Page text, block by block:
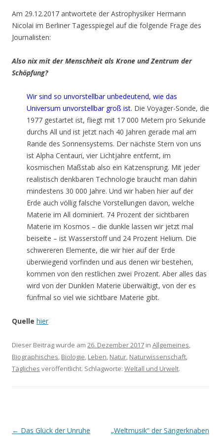
Am 29.12.2017 antwortete der Astrophysiker Hermann
Nicolai im Berliner Tagesspiegel auf die folgende Frage des
Journalisten:
Also nix mit der Menschheit als Krone und Zentrum der
Schöpfung?
Wir sind so unvorstellbar unbedeutend, wie das
Universum unvorstellbar groß ist. Die Voyager-Sonde, die
1977 gestartet ist, fliegt mit 17 000 Metern pro Sekunde
durchs All und ist jetzt nach 40 Jahren gerade mal am
Rande des Sonnensystems. Der nächste Stern von uns
ist Alpha Centauri, vier Lichtjahre entfernt, im
kosmischen Maßstab also ein Katzensprung. Mit jeder
realistisch denkbaren Technologie braucht man dahin
mindestens 30 000 Jahre. Und wir haben hier auf der
Erde auch völlig falsche Vorstellungen davon, welche
Materie im All dominiert. 74 Prozent der sichtbaren
Materie im Kosmos – die dunkle lassen wir jetzt mal
beiseite – ist Wasserstoff und 24 Prozent Helium. Die
schwereren Elemente, die wir hier auf der Erde
überwiegend vorfinden und aus denen wir bestehen,
kommen von den restlichen zwei Prozent. Aber alles das
wird von der Dunklen Materie überwältigt, von der es
fünfmal so viel wie sichtbare Materie gibt.
Quelle hier
Dieser Beitrag wurde am 26. Dezember 2017 in Allgemeines,
Biographisches, Biologie, Leben, Natur, Naturwissenschaft,
Tägliches veröffentlicht. Schlagworte: Weltall und Urwelt.
Beitrags-
← Das Glück der Unruhe
„Weltmusik“ der Sängerknaben